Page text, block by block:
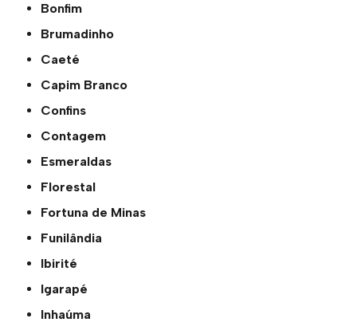
Bonfim
Brumadinho
Caeté
Capim Branco
Confins
Contagem
Esmeraldas
Florestal
Fortuna de Minas
Funilândia
Ibirité
Igarapé
Inhaúma